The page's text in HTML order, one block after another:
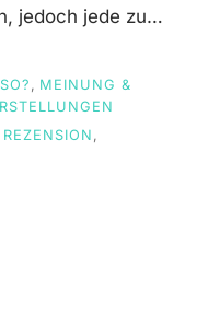
jedoch jede zu…
, MEINUNG &
REZENSION ,